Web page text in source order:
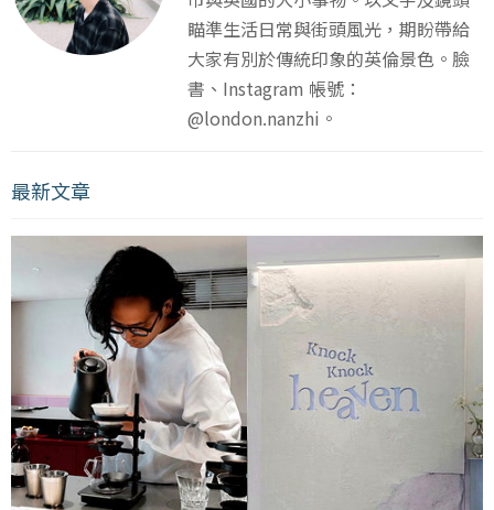
瞄準生活日常與街頭風光，期盼帶給
大家有別於傳統印象的英倫景色。臉
書、Instagram 帳號：
@london.nanzhi。
最新文章